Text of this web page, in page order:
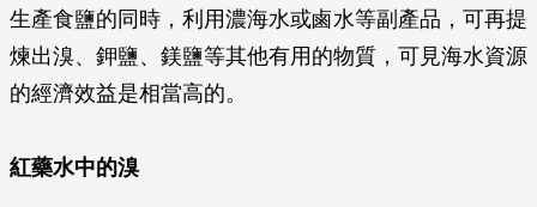
生產食鹽的同時，利用濃海水或鹵水等副產品，可再提
煉出溴、鉀鹽、鎂鹽等其他有用的物質，可見海水資源
的經濟效益是相當高的。
紅藥水中的溴